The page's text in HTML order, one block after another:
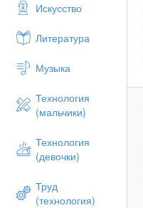
Искусство
Литература
Музыка
Технология
(мальчики)
Технология
(девочки)
Труд
(технология)